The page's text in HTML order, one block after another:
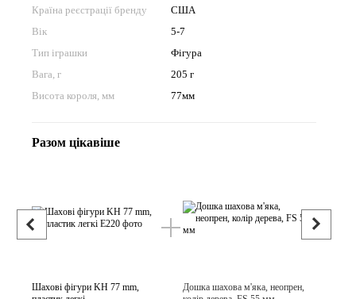
Країна реєстрації бренду
США
Вік
5-7
Тип іграшки
Фігура
Вага, г
205 г
Висота короля, мм
77мм
Разом цікавіше
Шахові фігури KH 77 mm,
Дошка шахова м'яка, неопрен,